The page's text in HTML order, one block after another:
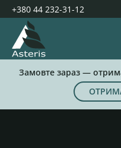
+380 44 232-31-12
Замовте зараз —